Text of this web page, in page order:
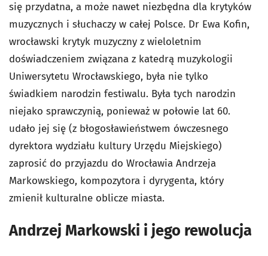
się przydatna, a może nawet niezbędna dla krytyków
muzycznych i słuchaczy w całej Polsce. Dr Ewa Kofin,
wrocławski krytyk muzyczny z wieloletnim
doświadczeniem związana z katedrą muzykologii
Uniwersytetu Wrocławskiego, była nie tylko
świadkiem narodzin festiwalu. Była tych narodzin
niejako sprawczynią, ponieważ w połowie lat 60.
udało jej się (z błogosławieństwem ówczesnego
dyrektora wydziału kultury Urzędu Miejskiego)
zaprosić do przyjazdu do Wrocławia Andrzeja
Markowskiego, kompozytora i dyrygenta, który
zmienił kulturalne oblicze miasta.
Andrzej Markowski i jego rewolucja